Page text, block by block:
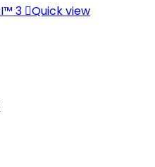
Quick view